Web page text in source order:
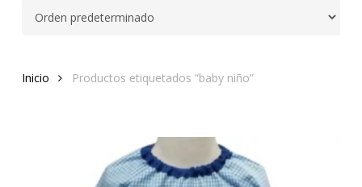
Inicio Productos etiquetados “baby niño”